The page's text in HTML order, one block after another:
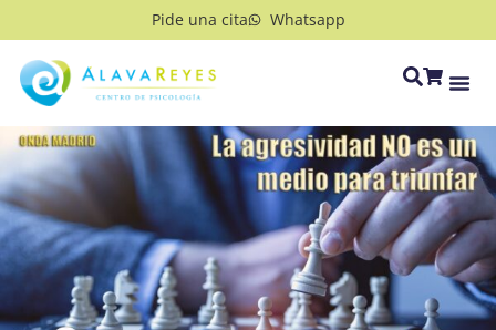
Pide una cita Whatsapp